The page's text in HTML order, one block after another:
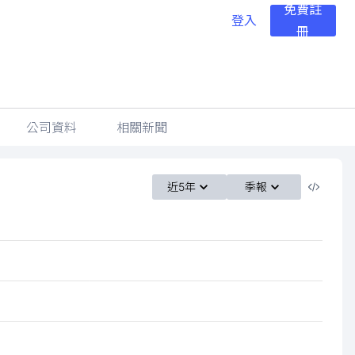
登入
免費註
冊
公司資料 相關新聞
近5年 季報